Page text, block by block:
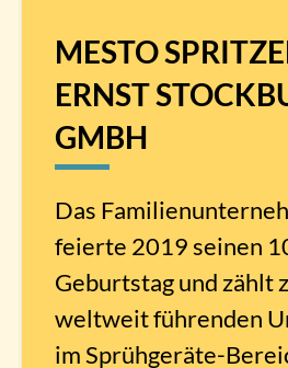
MESTO
ERNST
GMBH
Das
feierte 2019 seinen
Geburtstag und zählt
weltweit führenden
im Sprühgeräte-